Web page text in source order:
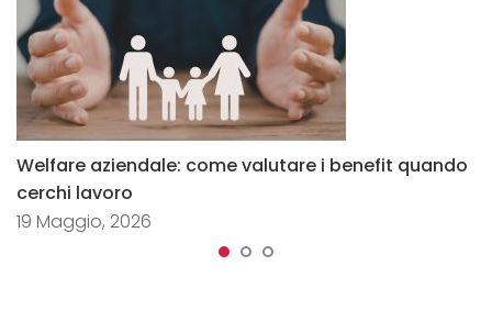
Welfare aziendale: come valutare i benefit quando
cerchi lavoro
19 Maggio, 2026